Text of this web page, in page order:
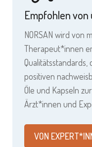
Empfohlen
NORSAN wird von
Therapeut*innen
positiven
Öle und Kapseln
Ärzt*innen und
VON